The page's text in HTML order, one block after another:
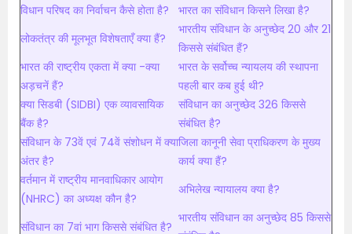
विधान परिषद का निर्वाचन कैसे होता है?
भारत का संविधान किसने लिखा है?
लोकतंत्र की मूलभूत विशेषताएँ क्या हैं?
भारतीय संविधान के अनुच्छेद 20 और 21
किससे संबंधित हैं?
भारत की राष्ट्रीय एकता में क्या -क्या
अड़चनें हैं?
भारत के सर्वोच्च न्यायलय की स्थापना
पहली बार कब हुई थी?
क्या सिडबी (SIDBI) एक व्यावसायिक
बैंक है?
संविधान का अनुच्छेद 326 किससे
संबंधित है?
संविधान के 73वें एवं 74वें संशोधन में क्या
अंतर है?
जिला कानूनी सेवा प्राधिकरण के मुख्य
कार्य क्या हैं?
वर्तमान में राष्ट्रीय मानवाधिकार आयोग
(NHRC) का अध्यक्ष कौन है?
अभिलेख न्यायालय क्या है?
संविधान का 7वां भाग किससे संबंधित है?
भारतीय संविधान का अनुच्छेद 85 किससे